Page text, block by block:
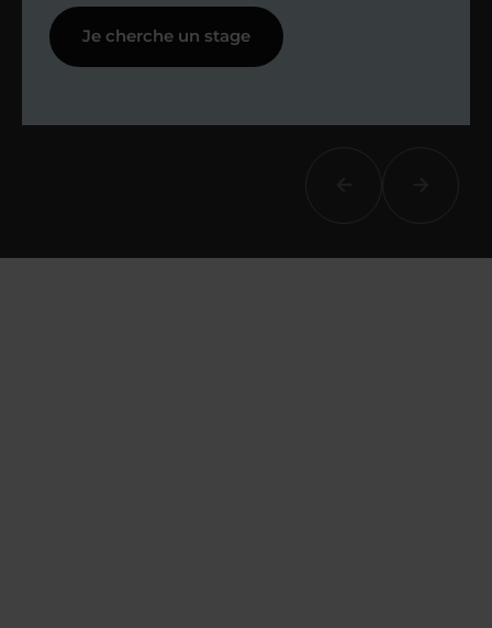
Afin de suivre le travail et les progrès
réalisés, votre enseignant et moi-
même vous proposons des points et
Je cherche un stage